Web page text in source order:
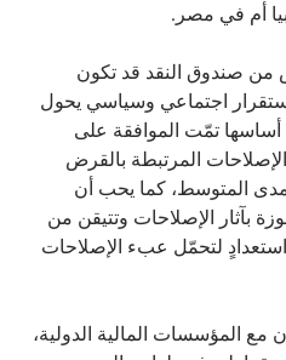
أم في مصر.
من صندوق النقد قد تكون
اجتماعي وسياسي يحول
تمّت الموافقة على
المرتبطة بالقرض
المتوسط، كما يحب أن
بآثار الإصلاحات وتتيقن من
لتحمّل عبء الإصلاحات
مع المؤسسات المالية الدولية،